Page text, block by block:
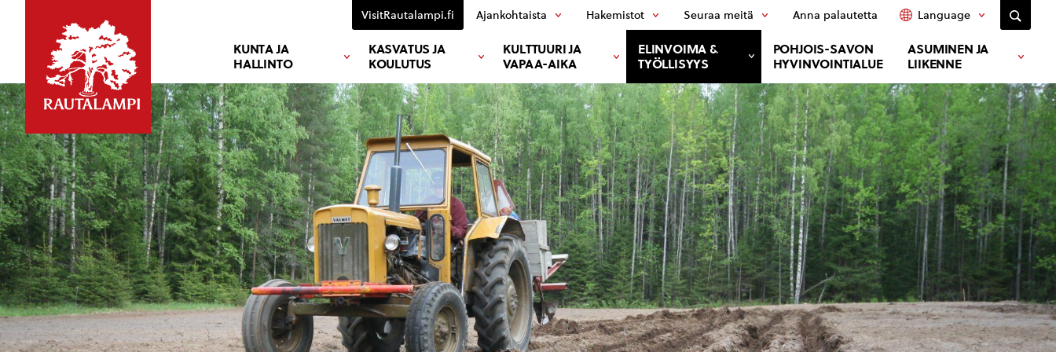
KUNTA JA
HALLINTO
KASVATUS JA
KOULUTUS
KULTTUURI JA
VAPAA-AIKA
ELINVOIMA &
TYÖLLISYYS
POHJOIS-SAVON
HYVINVOINTIALUE
ASUMINEN JA
LIIKENNE
VisitRautalampi.fi Ajankohtaista Hakemistot Seuraa meitä Anna palautetta Language